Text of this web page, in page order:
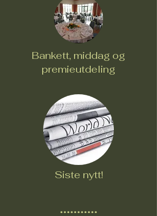
Bankett, middag og
premieutdeling
Siste nytt!
...........